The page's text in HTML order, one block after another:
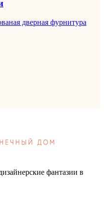
дверная фурнитура
фантазии в